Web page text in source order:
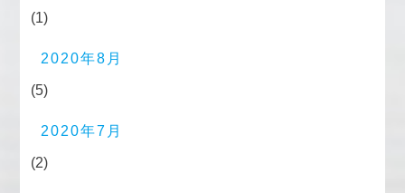
(1)
2020年8月
(5)
2020年7月
(2)